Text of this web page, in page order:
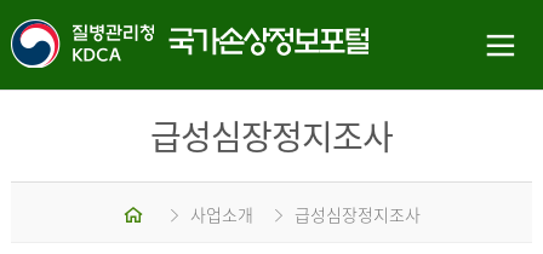
급성심장정지조사
홈 사업소개 급성심장정지조사